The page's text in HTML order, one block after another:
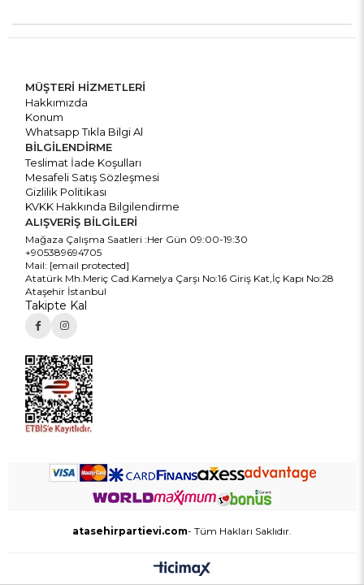
MÜŞTERİ HİZMETLERİ
Hakkımızda
Konum
Whatsapp Tıkla Bilgi Al
BİLGİLENDİRME
Teslimat İade Koşulları
Mesafeli Satış Sözleşmesi
Gizlilik Politikası
KVKK Hakkında Bilgilendirme
ALIŞVERİŞ BİLGİLERİ
Mağaza Çalışma Saatleri :Her Gün 09:00-19:30
+905389694705
Mail: [email protected]
Atatürk Mh.Meriç Cad.Kamelya Çarşı No:16 Giriş Kat,İç Kapı No:28
Ataşehir İstanbul
Takipte Kal
atasehirpartievi.com- Tüm Hakları Saklıdır.